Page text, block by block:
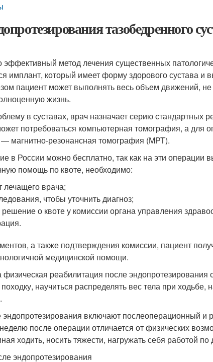
тазобедренного
метод лечения существенных
имплант, который имеет форму здорового сустава и
пациент может выполнять весь объем движений, не
жизнь.
в суставах, врач назначает серию стандартных
потребоваться компьютерная томография, а для
магнитно-резонансная томография (МРТ).
в России можно бесплатно, так как на эти операции
помощь по квоте, необходимо:
лечащего врача;
чтобы уточнить диагноз;
о квоте у комиссии органа управления
а также подтверждения комиссии, пациент
медицинской помощи.
реабилитация после эндопротезирования
научиться распределять вес тела при ходьбе,
включают послеоперационный и
после операции отличается от физических
ходить, носить тяжести, нагружать себя работой по
эндопротезирования